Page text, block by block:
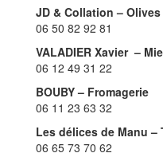
JD & Collation –
06 50 82 92 81
VALADIER Xavier –
06 12 49 31 22
BOUBY – Fromagerie
06 11 23 63 32
Les délices de Manu –
06 65 73 70 62